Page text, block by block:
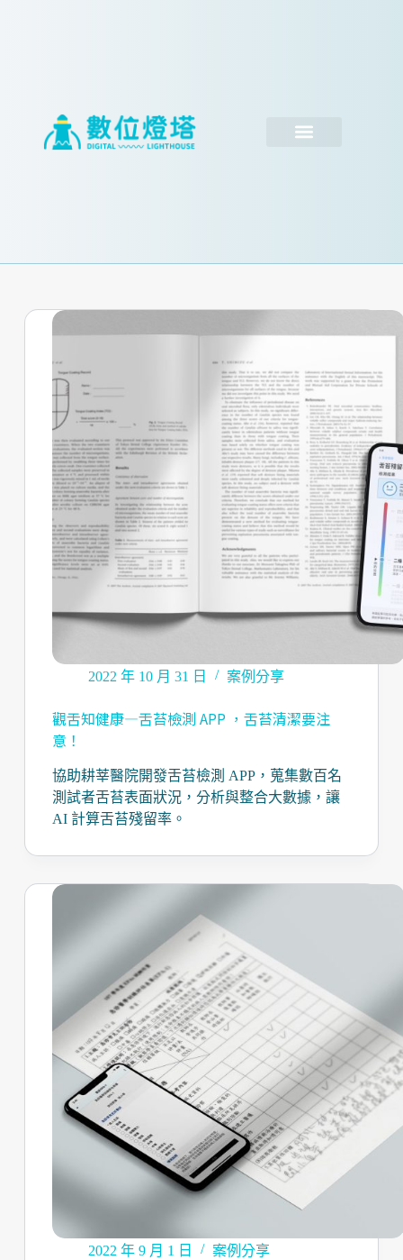
2022 年 10 月 31 日 案例分享
觀舌知健康—舌苔檢測 APP ，舌苔清潔要注
意！
協助耕莘醫院開發舌苔檢測 APP，蒐集數百名
測試者舌苔表面狀況，分析與整合大數據，讓
AI 計算舌苔殘留率。
2022 年 9 月 1 日 案例分享